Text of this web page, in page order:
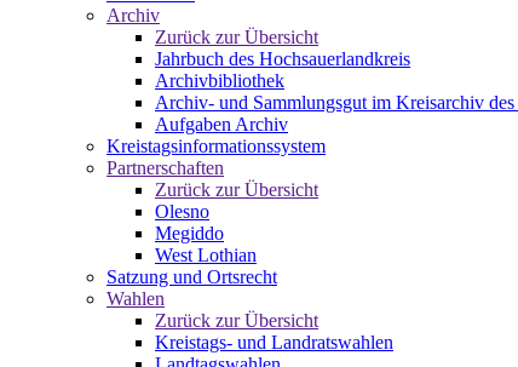
Archiv
Zurück zur Übersicht
Jahrbuch des Hochsauerlandkreis
Archivbibliothek
Archiv- und Sammlungsgut im Kreisarchiv
Aufgaben Archiv
Kreistagsinformationssystem
Partnerschaften
Zurück zur Übersicht
Olesno
Megiddo
West Lothian
Satzung und Ortsrecht
Wahlen
Zurück zur Übersicht
Kreistags- und Landratswahlen